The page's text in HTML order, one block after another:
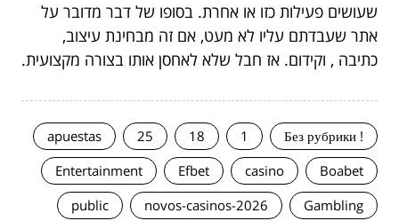
שעושים פעילות כזו או אחרת. בסופו של דבר מדובר על
אתר שעבדתם עליו לא מעט, אם זה מבחינת עיצוב,
כתיבה , וקידום. אז חבל שלא לאחסן אותו בצורה מקצועית.
! Без рубрики
1
18
25
apuestas
Boabet
casino
Efbet
Entertainment
Gambling
novos-casinos-2026
public